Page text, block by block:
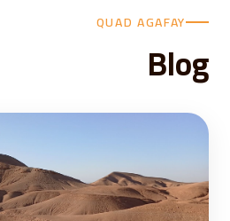
QUAD AGAFAY
Blog